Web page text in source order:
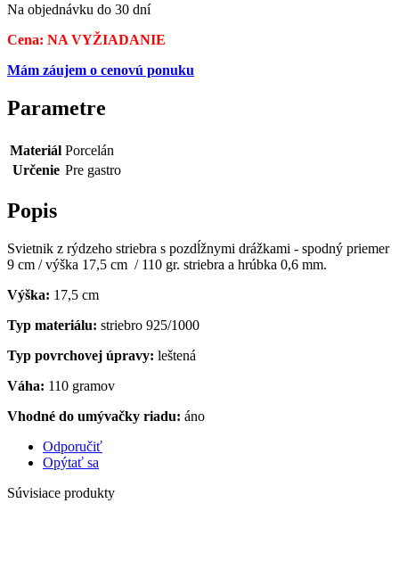
Na objednávku do 30 dní
Cena: NA VYŽIADANIE
Mám záujem o cenovú ponuku
Parametre
Materiál Porcelán
Určenie Pre gastro
Popis
Svietnik z rýdzeho striebra s pozdĺžnymi drážkami - spodný priemer
9 cm / výška 17,5 cm / 110 gr. striebra a hrúbka 0,6 mm.
Výška: 17,5 cm
Typ materiálu: striebro 925/1000
Typ povrchovej úpravy: leštená
Váha: 110 gramov
Vhodné do umývačky riadu: áno
Odporučiť
Opýtať sa
Súvisiace produkty